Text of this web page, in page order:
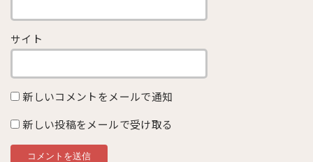
サイト
新しいコメントをメールで通知
新しい投稿をメールで受け取る